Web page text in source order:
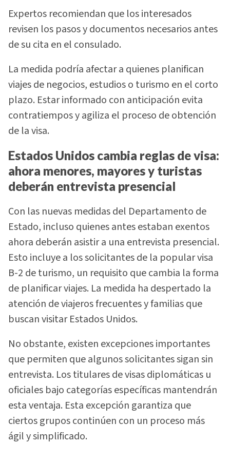
Expertos recomiendan que los interesados
revisen los pasos y documentos necesarios antes
de su cita en el consulado.
La medida podría afectar a quienes planifican
viajes de negocios, estudios o turismo en el corto
plazo. Estar informado con anticipación evita
contratiempos y agiliza el proceso de obtención
de la visa.
Estados Unidos cambia reglas de visa:
ahora menores, mayores y turistas
deberán entrevista presencial
Con las nuevas medidas del Departamento de
Estado, incluso quienes antes estaban exentos
ahora deberán asistir a una entrevista presencial.
Esto incluye a los solicitantes de la popular visa
B-2 de turismo, un requisito que cambia la forma
de planificar viajes. La medida ha despertado la
atención de viajeros frecuentes y familias que
buscan visitar Estados Unidos.
No obstante, existen excepciones importantes
que permiten que algunos solicitantes sigan sin
entrevista. Los titulares de visas diplomáticas u
oficiales bajo categorías específicas mantendrán
esta ventaja. Esta excepción garantiza que
ciertos grupos continúen con un proceso más
ágil y simplificado.